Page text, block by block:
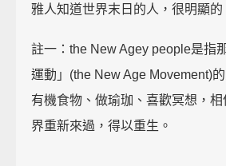
雅人知道世界末日的人，很明顯的
註一：the New Agey people是指
運動」(the New Age Movement)
有機食物、做瑜珈、喜歡冥想，
界重新來過，得以重生。